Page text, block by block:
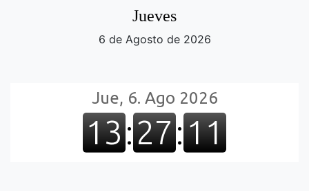
Jueves
6 de Agosto de 2026